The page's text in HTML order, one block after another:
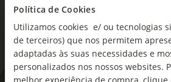
Política de Cookies
Utilizamos cookies e/ ou tecnologias
de terceiros) que nos permitem
adaptadas às suas necessidades e
personalizados nos nossos websites.